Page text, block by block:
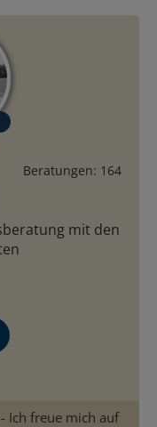
Beratungen: 164
mit den
Ich freue mich auf